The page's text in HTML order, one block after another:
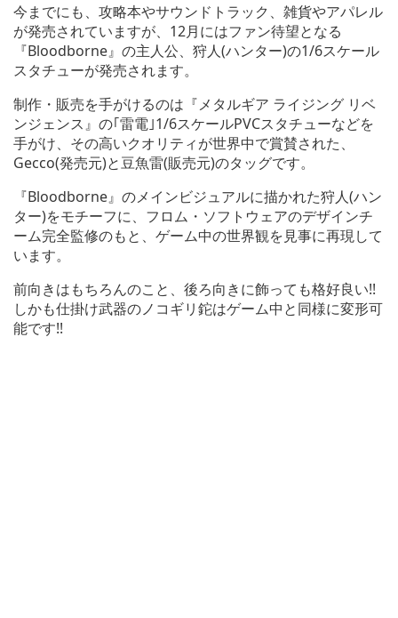
今までにも、攻略本やサウンドトラック、雑貨やアパレル
が発売されていますが、12月にはファン待望となる
『Bloodborne』の主人公、狩人(ハンター)の1/6スケール
スタチューが発売されます。
制作・販売を手がけるのは『メタルギア ライジング リベ
ンジェンス』の｢雷電｣1/6スケールPVCスタチューなどを
手がけ、その高いクオリティが世界中で賞賛された、
Gecco(発売元)と豆魚雷(販売元)のタッグです。
『Bloodborne』のメインビジュアルに描かれた狩人(ハン
ター)をモチーフに、フロム・ソフトウェアのデザインチ
ーム完全監修のもと、ゲーム中の世界観を見事に再現して
います。
前向きはもちろんのこと、後ろ向きに飾っても格好良い!!
しかも仕掛け武器のノコギリ鉈はゲーム中と同様に変形可
能です!!